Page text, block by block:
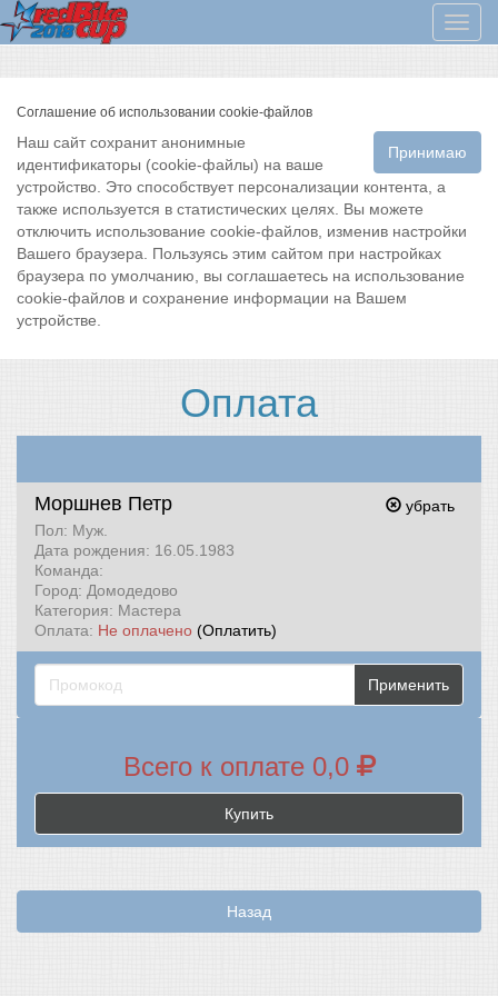
Меню
Соглашение об использовании cookie-файлов
Принимаю
Наш сайт сохранит анонимные
идентификаторы (cookie-файлы) на ваше
устройство. Это способствует персонализации контента, а
также используется в статистических целях. Вы можете
отключить использование cookie-файлов, изменив настройки
Вашего браузера. Пользуясь этим сайтом при настройках
браузера по умолчанию, вы соглашаетесь на использование
cookie-файлов и сохранение информации на Вашем
устройстве.
Оплата
убрать
Моршнев Петр
Пол: Муж.
Дата рождения: 16.05.1983
Команда:
Город: Домодедово
Категория: Мастера
Оплата: Не оплачено (Оплатить)
Применить
Всего к оплате 0,0
Купить
Назад